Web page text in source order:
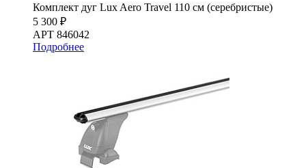
Комплект дуг Lux Aero Travel 110 см (серебристые)
5 300 ₽
АРТ 846042
Подробнее